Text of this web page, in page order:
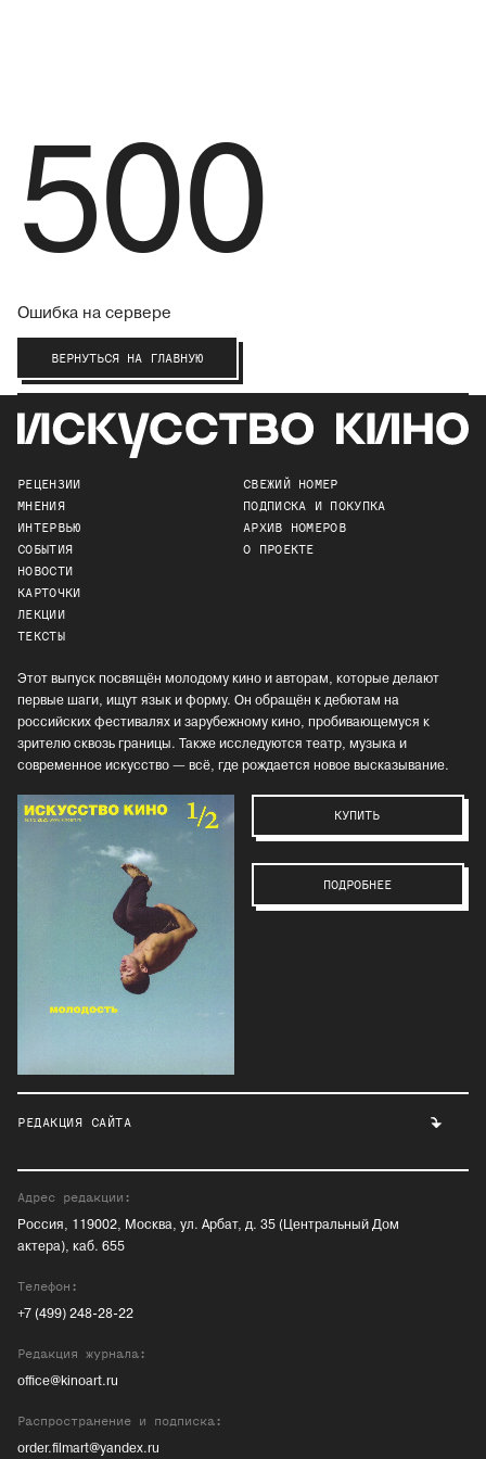
500
Ошибка на сервере
ВЕРНУТЬСЯ НА ГЛАВНУЮ
РЕЦЕНЗИИ
МНЕНИЯ
ИНТЕРВЬЮ
СОБЫТИЯ
НОВОСТИ
КАРТОЧКИ
ЛЕКЦИИ
ТЕКСТЫ
СВЕЖИЙ НОМЕР
ПОДПИСКА И ПОКУПКА
АРХИВ НОМЕРОВ
О ПРОЕКТЕ
Этот выпуск посвящён молодому кино и авторам, которые делают
первые шаги, ищут язык и форму. Он обращён к дебютам на
российских фестивалях и зарубежному кино, пробивающемуся к
зрителю сквозь границы. Также исследуются театр, музыка и
современное искусство — всё, где рождается новое высказывание.
КУПИТЬ
ПОДРОБНЕЕ
РЕДАКЦИЯ САЙТА
Адрес редакции:
Россия, 119002, Москва, ул. Арбат, д. 35 (Центральный Дом
актера), каб. 655
Телефон:
+7 (499) 248-28-22
Редакция журнала:
office@kinoart.ru
Распространение и подписка:
order.filmart@yandex.ru